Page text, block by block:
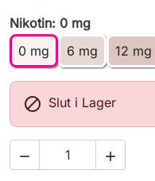
Nikotin: 0 mg
0 mg
6 mg 12 mg
 Slut i Lager
 